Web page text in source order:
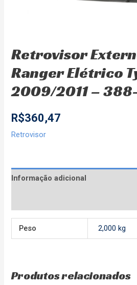
Retrovisor
Ranger Elétrico
2009/2011 –
R$360,47
Retrovisor
Informação adicional
Peso 2,000 kg
Produtos relacionados